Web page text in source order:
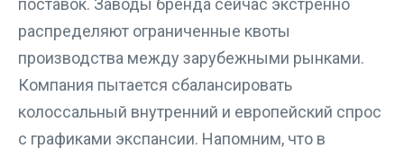
поставок. Заводы бренда сейчас экстренно
распределяют ограниченные квоты
производства между зарубежными рынками.
Компания пытается сбалансировать
колоссальный внутренний и европейский спрос
с графиками экспансии. Напомним, что в